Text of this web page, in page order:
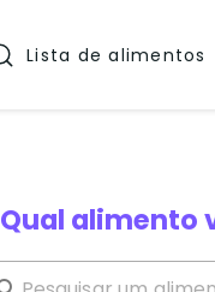
Lista de alimentos
Qual alimento